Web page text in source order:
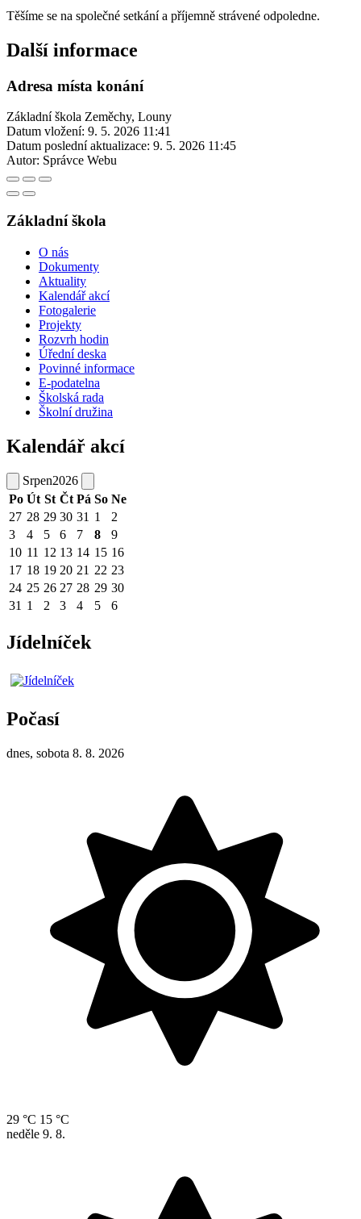
Těšíme se na společné setkání a příjemně strávené odpoledne.
Další informace
Adresa místa konání
Základní škola Zeměchy, Louny
Datum vložení: 9. 5. 2026 11:41
Datum poslední aktualizace: 9. 5. 2026 11:45
Autor: Správce Webu
Základní škola
O nás
Dokumenty
Aktuality
Kalendář akcí
Fotogalerie
Projekty
Rozvrh hodin
Úřední deska
Povinné informace
E-podatelna
Školská rada
Školní družina
Kalendář akcí
Srpen2026
Po Út St Čt Pá So Ne
27 28 29 30 31 1
2
3
4 5 6 7 8
9
10 11 12 13 14 15 16
17 18 19 20 21 22 23
24 25 26 27 28 29 30
31 1 2 3 4 5 6
Jídelníček
Počasí
dnes, sobota 8. 8. 2026
29 °C 15 °C
neděle 9. 8.